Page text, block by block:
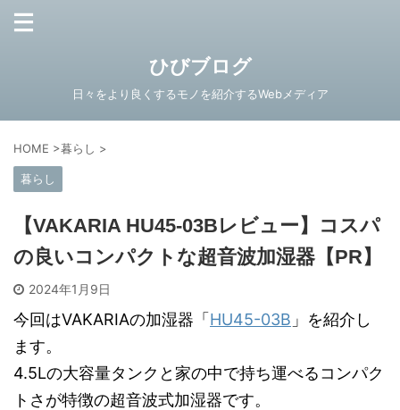
ひびブログ
日々をより良くするモノを紹介するWebメディア
HOME >暮らし >
暮らし
【VAKARIA HU45-03Bレビュー】コスパ
の良いコンパクトな超音波加湿器【PR】
2024年1月9日
今回はVAKARIAの加湿器「 HU45-03B 」を紹介し
ます。
4.5Lの大容量タンクと家の中で持ち運べるコンパク
トさが特徴の超音波式加湿器です。